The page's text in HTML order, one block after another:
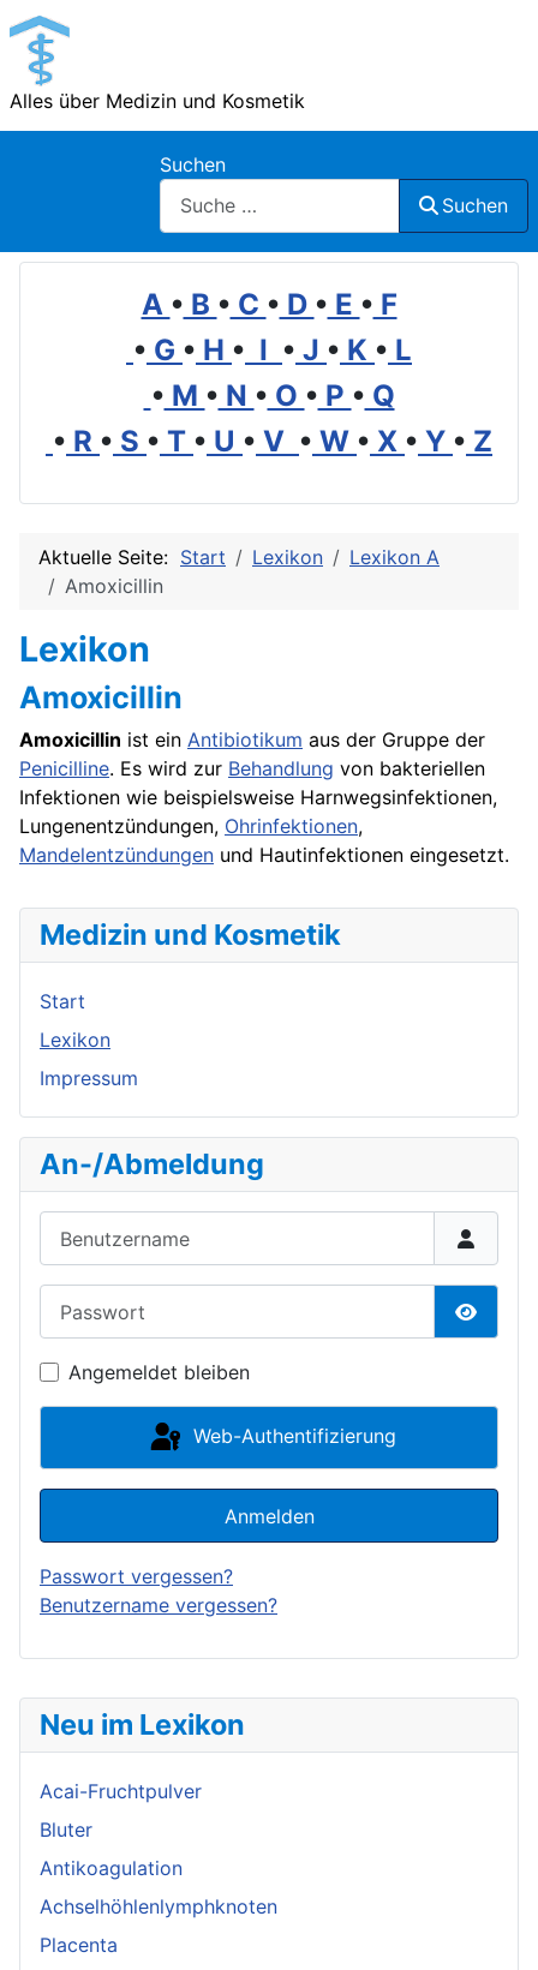
Alles über Medizin und Kosmetik
Suchen
Suchen
A • B • C • D • E • F
• G • H • I • J • K • L
• M • N • O • P • Q
• R • S • T • U • V • W • X • Y • Z
Neu im Lexikon
Acai-Fruchtpulver
Bluter
Antikoagulation
Achselhöhlenlymphknoten
Placenta
Aktuelle Seite: Start Lexikon
Lexikon A
Amoxicillin
Lexikon
Amoxicillin
Amoxicillin ist ein Antibiotikum aus der Gruppe der
Penicilline. Es wird zur Behandlung von bakteriellen
Infektionen wie beispielsweise Harnwegsinfektionen,
Lungenentzündungen, Ohrinfektionen,
Mandelentzündungen und Hautinfektionen eingesetzt.
Medizin und Kosmetik
Start
Lexikon
Impressum
An-/Abmeldung
Angemeldet bleiben
Web-Authentifizierung
Anmelden
Passwort vergessen?
Benutzername vergessen?